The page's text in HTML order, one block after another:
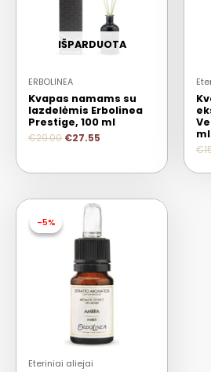
IŠPARDUOTA
ERBOLINEA
Kvapas namams su
lazdelėmis Erbolinea
Prestige, 100 ml
€29.00 €27.55
ml
€
-5%
-5%
Eteriniai aliejai